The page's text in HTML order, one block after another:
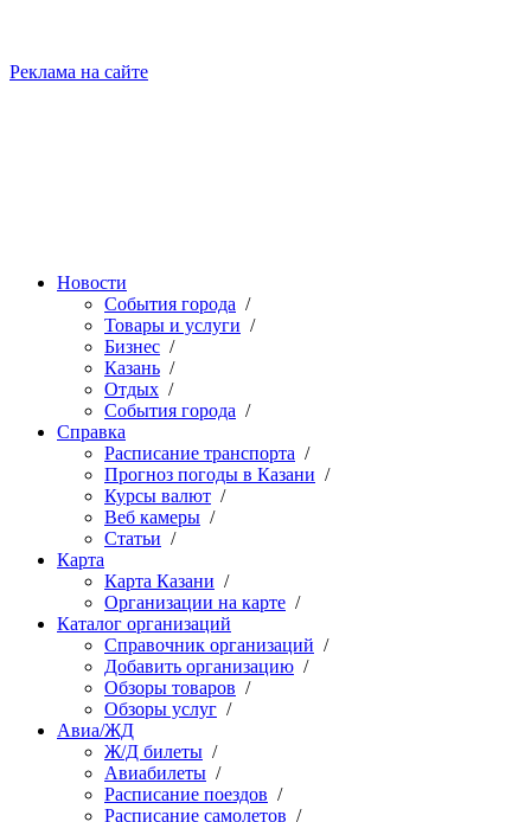
Реклама на сайте
Новости
События города /
Товары и услуги /
Бизнес /
Казань /
Отдых /
События города /
Справка
Расписание транспорта /
Прогноз погоды в Казани /
Курсы валют /
Веб камеры /
Статьи /
Карта
Карта Казани /
Организации на карте /
Каталог организаций
Справочник организаций /
Добавить организацию /
Обзоры товаров /
Обзоры услуг /
Авиа/ЖД
Ж/Д билеты /
Авиабилеты /
Расписание поездов /
Расписание самолетов /